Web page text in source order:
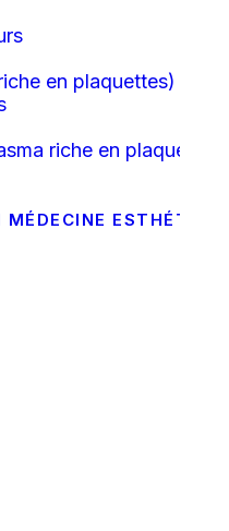
en plaquettes)
riche en plaquettes)
MÉDECINE
(iS